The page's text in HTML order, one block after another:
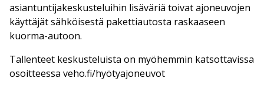
asiantuntijakeskusteluihin lisäväriä toivat ajoneuvojen
käyttäjät sähköisestä pakettiautosta raskaaseen
kuorma-autoon.
Tallenteet keskusteluista on myöhemmin katsottavissa
osoitteessa veho.fi/hyötyajoneuvot